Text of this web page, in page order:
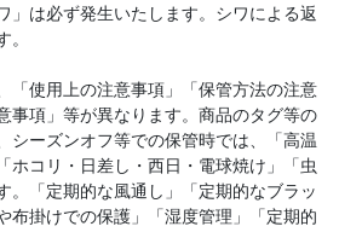
」は必ず発生いたします。シワによる返
。
「使用上の注意事項」「保管方法の注意
事項」等が異なります。商品のタグ等の
シーズンオフ等での保管時では、「高温
ホコリ・日差し・西日・電球焼け」「虫
。「定期的な風通し」「定期的なブラッ
布掛けでの保護」「湿度管理」「定期的